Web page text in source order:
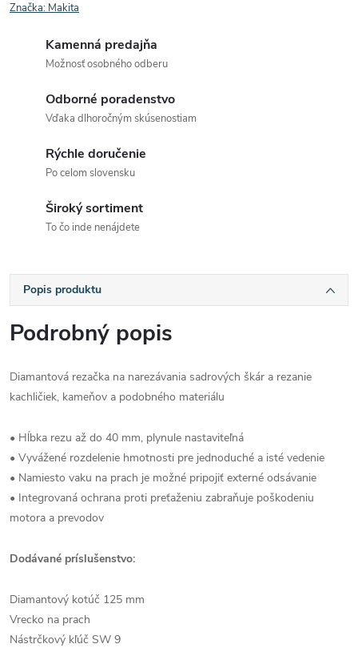
Značka: Makita
Kamenná predajňa
Možnosť osobného odberu
Odborné poradenstvo
Vďaka dlhoročným skúsenostiam
Rýchle doručenie
Po celom slovensku
Široký sortiment
To čo inde nenájdete
Popis produktu
Podrobný popis
Diamantová rezačka na narezávania sadrových škár a rezanie
kachličiek, kameňov a podobného materiálu
• Hĺbka rezu až do 40 mm, plynule nastaviteľná
• Vyvážené rozdelenie hmotnosti pre jednoduché a isté vedenie
• Namiesto vaku na prach je možné pripojiť externé odsávanie
• Integrovaná ochrana proti preťaženiu zabraňuje poškodeniu
motora a prevodov
Dodávané príslušenstvo:
Diamantový kotúč 125 mm
Vrecko na prach
Nástrčkový kľúč SW 9